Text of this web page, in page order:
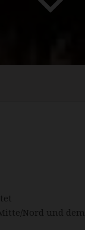
Nord und dem